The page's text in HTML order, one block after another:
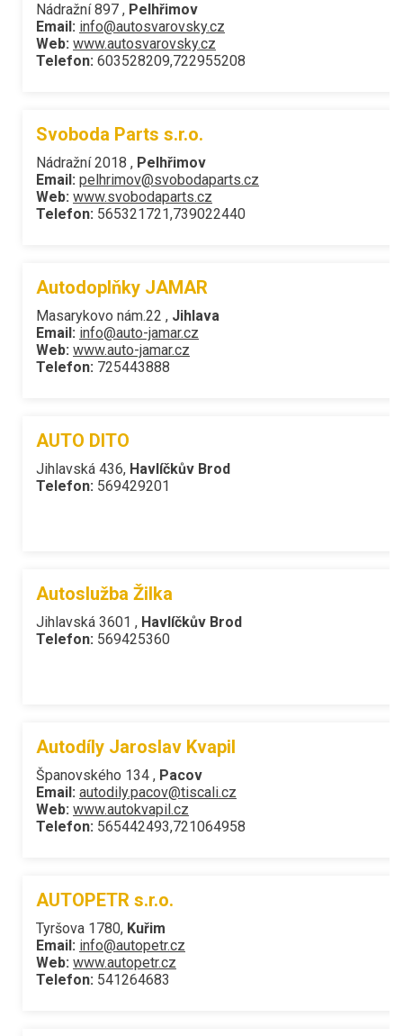
Nádražní 897 , Pelhřimov
Email: info@autosvarovsky.cz
Web: www.autosvarovsky.cz
Telefon: 603528209,722955208
Svoboda Parts s.r.o.
Nádražní 2018 , Pelhřimov
Email: pelhrimov@svobodaparts.cz
Web: www.svobodaparts.cz
Telefon: 565321721,739022440
Autodoplňky JAMAR
Masarykovo nám.22 , Jihlava
Email: info@auto-jamar.cz
Web: www.auto-jamar.cz
Telefon: 725443888
AUTO DITO
Jihlavská 436, Havlíčkův Brod
Telefon: 569429201
Autoslužba Žilka
Jihlavská 3601 , Havlíčkův Brod
Telefon: 569425360
Autodíly Jaroslav Kvapil
Španovského 134 , Pacov
Email: autodily.pacov@tiscali.cz
Web: www.autokvapil.cz
Telefon: 565442493,721064958
AUTOPETR s.r.o.
Tyršova 1780, Kuřim
Email: info@autopetr.cz
Web: www.autopetr.cz
Telefon: 541264683